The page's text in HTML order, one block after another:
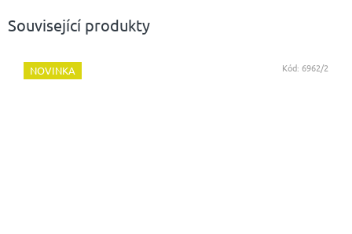
Související produkty
NOVINKA Kód: 6962/2